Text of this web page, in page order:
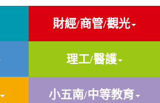
財經/商管/觀光
理工/醫護
小五南/中等教育